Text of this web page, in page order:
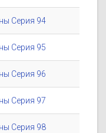
Серия 94
Серия 95
Серия 96
Серия 97
Серия 98